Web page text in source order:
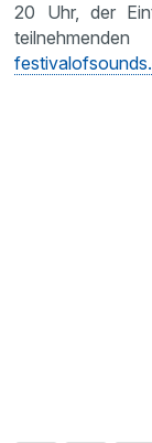
20 Uhr, der